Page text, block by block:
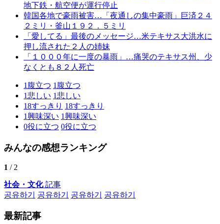
地下鉄・航空便が運行停止
韓国各地で豪雨被害…「夜通しの集中豪雨」巨済２４
２ミリ・釜山１９２．５ミリ
「愛してる」最後のメッセージ…米テキサス大洪水に
押し流された２人の姉妹
「１０００年に一度の暴雨」…痛哭のテキサス州、少
なくとも８２人死亡
1 腹立つ 1 腹立つ
1悲しい 1悲しい
18すっきり 18すっきり
1興味深い 1興味深い
0役に立つ 0役に立つ
みんなの感想ランキング
1 / 2
社会・文化記事
공유하기
공유하기 공유하기 공유하기
最新記事